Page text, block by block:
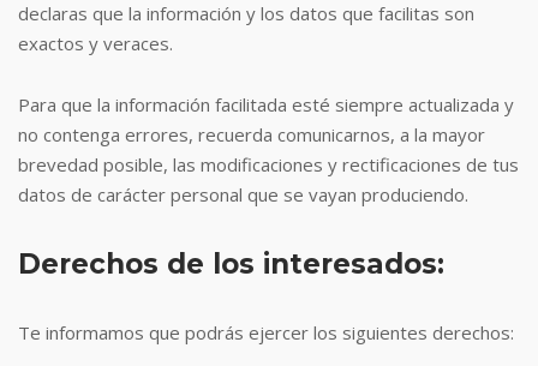
declaras que la información y los datos que facilitas son
exactos y veraces.
Para que la información facilitada esté siempre actualizada y
no contenga errores, recuerda comunicarnos, a la mayor
brevedad posible, las modificaciones y rectificaciones de tus
datos de carácter personal que se vayan produciendo.
Derechos de los interesados:
Te informamos que podrás ejercer los siguientes derechos: